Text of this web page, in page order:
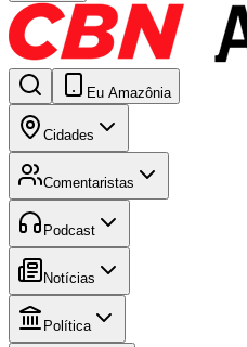
Eu Amazônia
Cidades
Comentaristas
Podcast
Notícias
Política